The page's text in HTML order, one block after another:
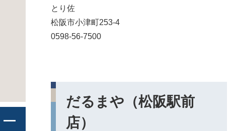
とり佐
松阪市小津町253-4
0598-56-7500
だるまや（松阪駅前
店）